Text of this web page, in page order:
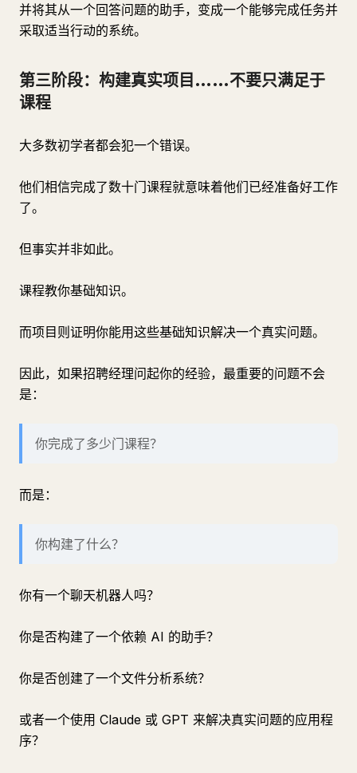
并将其从一个回答问题的助手，变成一个能够完成任务并
采取适当行动的系统。
第三阶段：构建真实项目……不要只满足于
课程
大多数初学者都会犯一个错误。
他们相信完成了数十门课程就意味着他们已经准备好工作
了。
但事实并非如此。
课程教你基础知识。
而项目则证明你能用这些基础知识解决一个真实问题。
因此，如果招聘经理问起你的经验，最重要的问题不会
是：
你完成了多少门课程？
而是：
你构建了什么？
你有一个聊天机器人吗？
你是否构建了一个依赖 AI 的助手？
你是否创建了一个文件分析系统？
或者一个使用 Claude 或 GPT 来解决真实问题的应用程
序？